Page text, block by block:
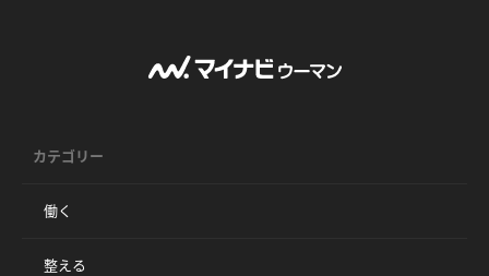
カテゴリー
働く
整える